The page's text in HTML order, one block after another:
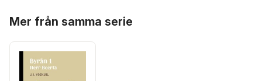
Mer från samma serie